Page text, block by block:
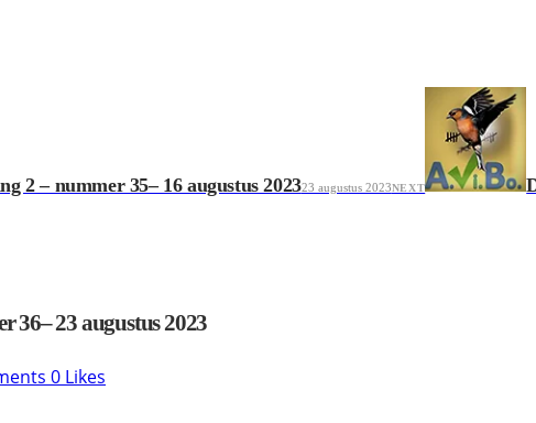
2 – nummer 35– 16 augustus 202323 augustus 2023NEXT
36– 23 augustus 2023
0 Likes